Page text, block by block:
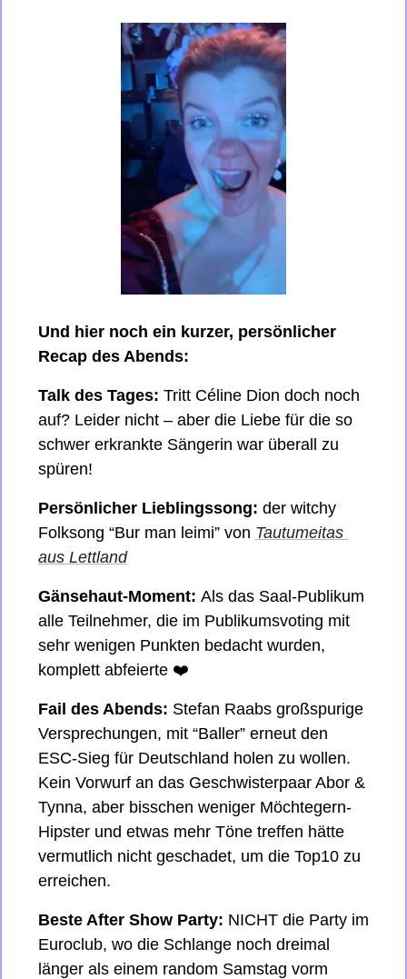
Und hier noch ein kurzer, persönlicher
Recap des Abends:
Talk des Tages: Tritt Céline Dion doch noch
auf? Leider nicht – aber die Liebe für die so
schwer erkrankte Sängerin war überall zu
spüren!
Persönlicher Lieblingssong: der witchy
Folksong “Bur man leimi” von Tautumeitas
aus Lettland
Gänsehaut-Moment: Als das Saal-Publikum
alle Teilnehmer, die im Publikumsvoting mit
sehr wenigen Punkten bedacht wurden,
komplett abfeierte ❤️
Fail des Abends: Stefan Raabs großspurige
Versprechungen, mit “Baller” erneut den
ESC-Sieg für Deutschland holen zu wollen.
Kein Vorwurf an das Geschwisterpaar Abor &
Tynna, aber bisschen weniger Möchtegern-
Hipster und etwas mehr Töne treffen hätte
vermutlich nicht geschadet, um die Top10 zu
erreichen.
Beste After Show Party: NICHT die Party im
Euroclub, wo die Schlange noch dreimal
länger als einem random Samstag vorm